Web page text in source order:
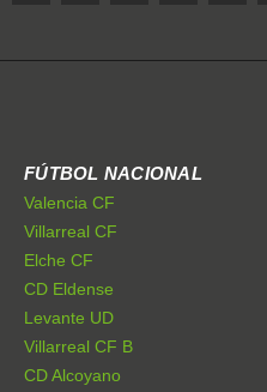
FÚTBOL NACIONAL
Valencia CF
Villarreal CF
Elche CF
CD Eldense
Levante UD
Villarreal CF B
CD Alcoyano